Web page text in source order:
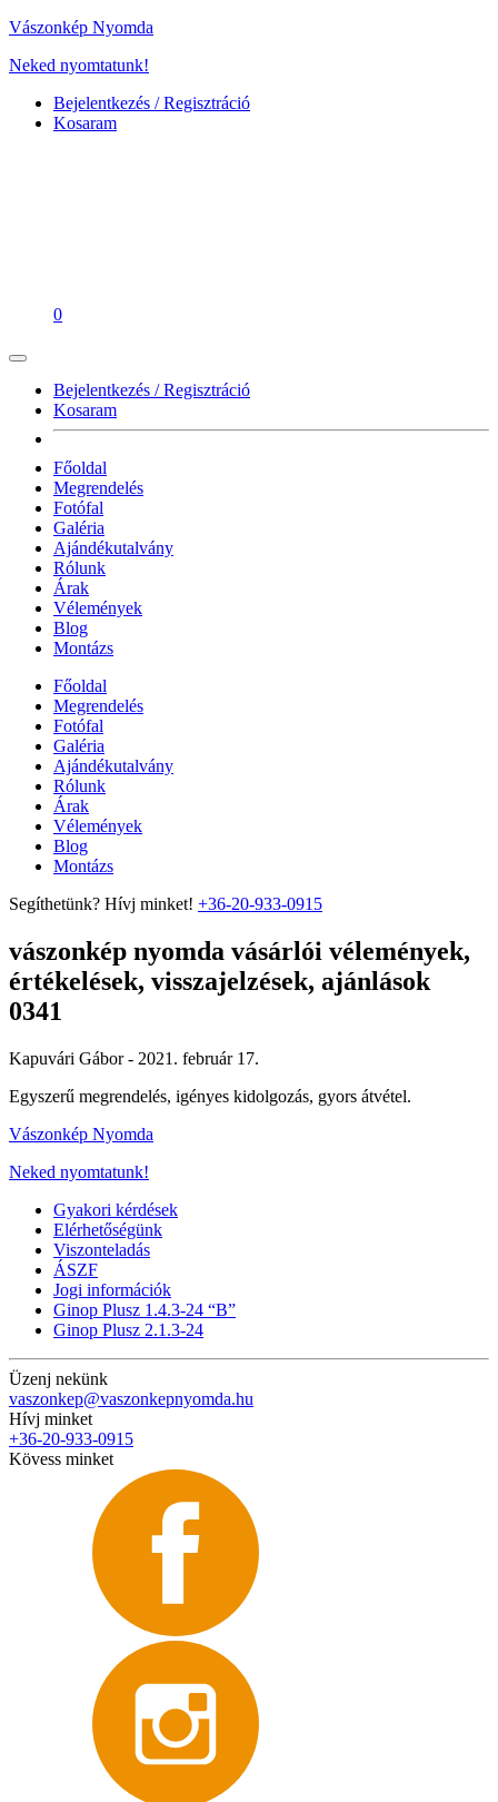
Vászonkép Nyomda
Neked nyomtatunk!
Bejelentkezés / Regisztráció
Kosaram
0
Bejelentkezés / Regisztráció
Kosaram
Főoldal
Megrendelés
Fotófal
Galéria
Ajándékutalvány
Rólunk
Árak
Vélemények
Blog
Montázs
Főoldal
Megrendelés
Fotófal
Galéria
Ajándékutalvány
Rólunk
Árak
Vélemények
Blog
Montázs
Segíthetünk? Hívj minket! +36-20-933-0915
vászonkép nyomda vásárlói vélemények,
értékelések, visszajelzések, ajánlások
0341
Kapuvári Gábor - 2021. február 17.
Egyszerű megrendelés, igényes kidolgozás, gyors átvétel.
Vászonkép Nyomda
Neked nyomtatunk!
Gyakori kérdések
Elérhetőségünk
Viszonteladás
ÁSZF
Jogi információk
Ginop Plusz 1.4.3-24 “B”
Ginop Plusz 2.1.3-24
Üzenj nekünk
vaszonkep@vaszonkepnyomda.hu
Hívj minket
+36-20-933-0915
Kövess minket